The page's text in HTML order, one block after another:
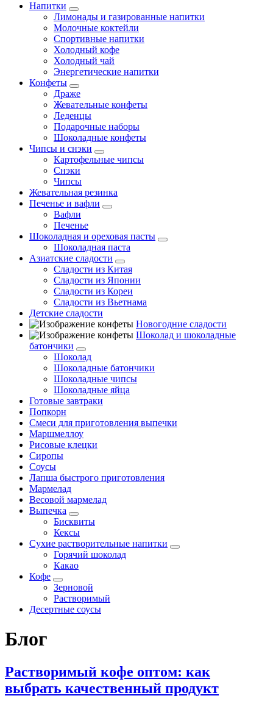
Напитки
Лимонады и газированные напитки
Молочные коктейли
Спортивные напитки
Холодный кофе
Холодный чай
Энергетические напитки
Конфеты
Драже
Жевательные конфеты
Леденцы
Подарочные наборы
Шоколадные конфеты
Чипсы и снэки
Картофельные чипсы
Снэки
Чипсы
Жевательная резинка
Печенье и вафли
Вафли
Печенье
Шоколадная и ореховая пасты
Шоколадная паста
Азиатские сладости
Сладости из Китая
Сладости из Японии
Сладости из Кореи
Сладости из Вьетнама
Детские сладости
Новогодние сладости
Шоколад и шоколадные
батончики
Шоколад
Шоколадные батончики
Шоколадные чипсы
Шоколадные яйца
Готовые завтраки
Попкорн
Смеси для приготовления выпечки
Маршмеллоу
Рисовые клецки
Сиропы
Соусы
Лапша быстрого приготовления
Мармелад
Весовой мармелад
Выпечка
Бисквиты
Кексы
Сухие растворительные напитки
Горячий шоколад
Какао
Кофе
Зерновой
Растворимый
Десертные соусы
Блог
Растворимый кофе оптом: как
выбрать качественный продукт